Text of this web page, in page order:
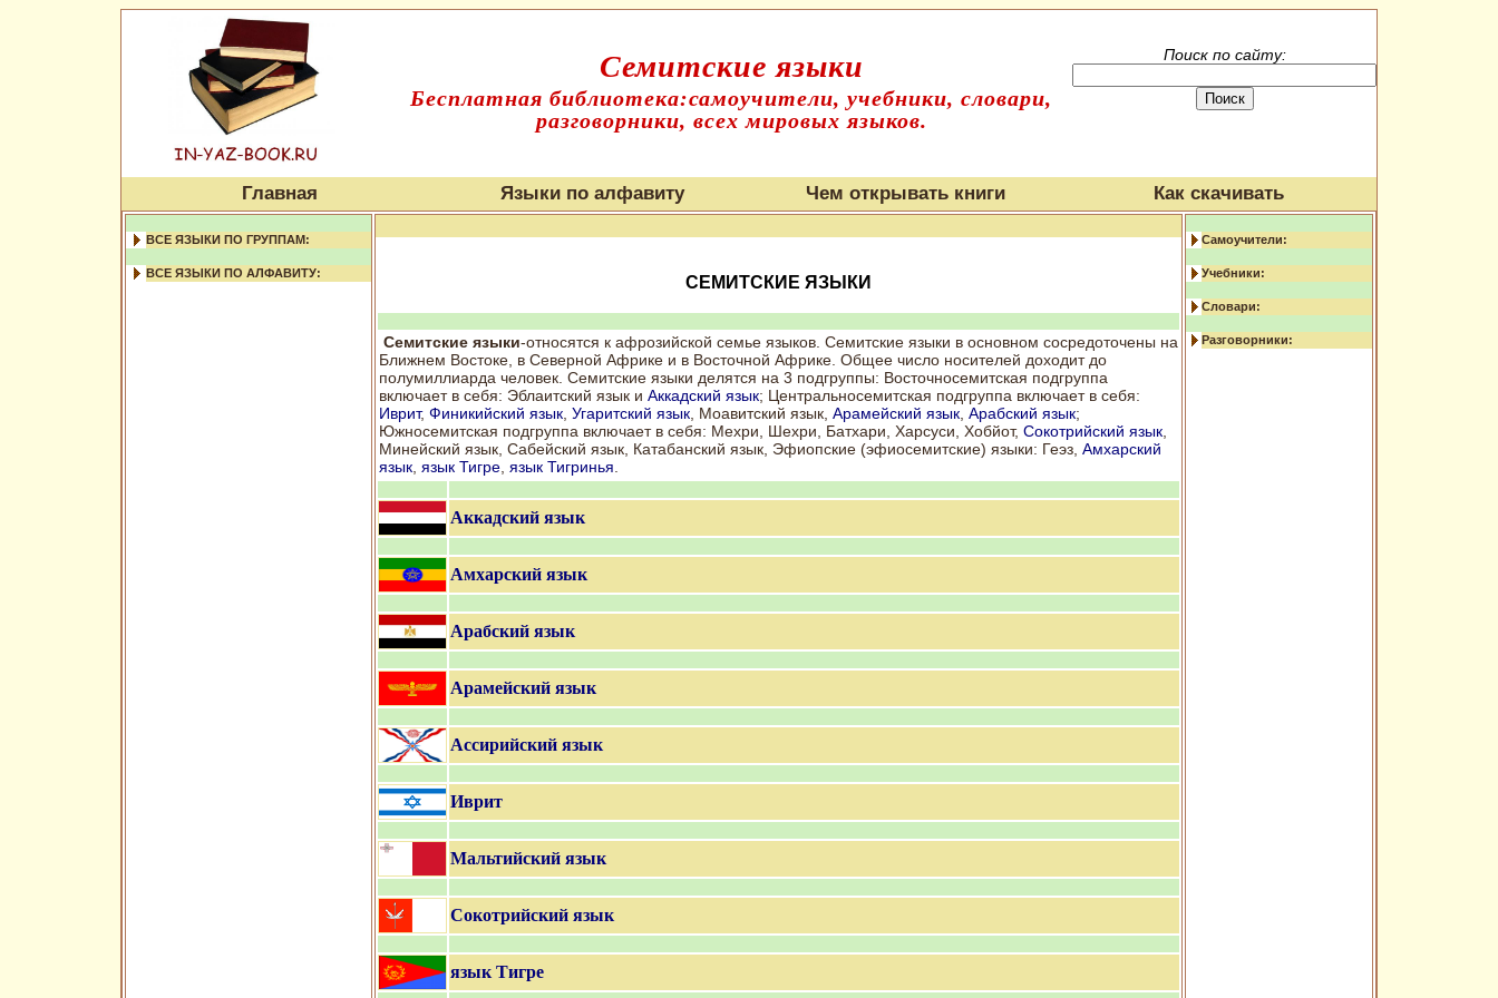
Семитские языки
Бесплатная библиотека:самоучители, учебники, словари,
разговорники, всех мировых языков.
Поиск по сайту:
Главная Языки по алфавиту Чем открывать книги Как скачивать
ВСЕ ЯЗЫКИ ПО ГРУППАМ:
ВСЕ ЯЗЫКИ ПО АЛФАВИТУ: СЕМИТСКИЕ ЯЗЫКИ
Семитские языки-относятся к афрозийской семье языков. Семитские языки в основном сосредоточены на
Ближнем Востоке, в Северной Африке и в Восточной Африке. Общее число носителей доходит до
полумиллиарда человек. Семитские языки делятся на 3 подгруппы: Восточносемитская подгруппа
включает в себя: Эблаитский язык и Аккадский язык; Центральносемитская подгруппа включает в себя:
Иврит, Финикийский язык Угаритский язык , Моавитский язык, Арамейский язык Арабский язык;
Южносемитская подгруппа включает в себя: Мехри, Шехри, Батхари, Харсуси, Хобйот, Сокотрийский язык
Минейский язык, Сабейский язык, Катабанский язык, Эфиопские (эфиосемитские) языки: Геэз, Амхарский
язык язык Тигре язык Тигринья
Аккадский язык
Амхарский язык
Арабский язык
Арамейский язык
Ассирийский язык
Иврит
Мальтийский язык
Сокотрийский язык
язык Тигре
Самоучители:
Учебники:
Словари:
Разговорники: